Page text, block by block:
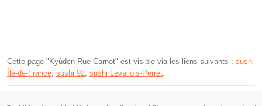
Cette page "Kyûden Rue Carnot" est visible via les liens suivants : sushi
Île-de-France, sushi 92, sushi Levallois-Perret.